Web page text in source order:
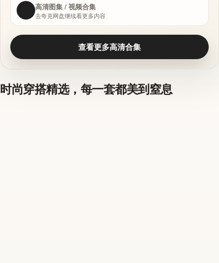
高清图集 / 视频合集
去夸克网盘继续看更多内容
查看更多高清合集
时尚穿搭精选，每一套都美到窒息